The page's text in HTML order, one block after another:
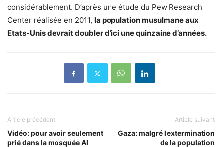
considérablement. D’après une étude du Pew Research
Center réalisée en 2011, la population musulmane aux
Etats-Unis devrait doubler d’ici une quinzaine d’années.
Article précédent
Vidéo: pour avoir seulement
prié dans la mosquée Al
Article suivant
Gaza: malgré l’extermination
de la population